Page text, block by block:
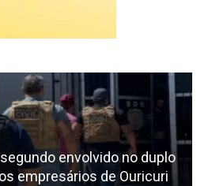
envolvido no duplo
empresários de Ouricuri